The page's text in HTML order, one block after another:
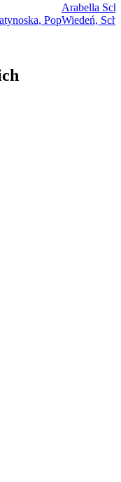
Pop
Arabella
Wiedeń,